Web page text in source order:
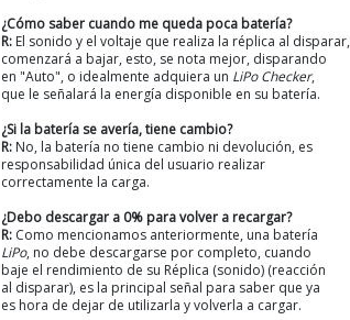
¿Cómo saber cuando me queda poca batería?
R: El sonido y el voltaje que realiza la réplica al disparar,
comenzará a bajar, esto, se nota mejor, disparando
en "Auto", o idealmente adquiera un LiPoChecker,
que le señalará la energía disponible en su batería.
¿Si la batería se avería, tiene cambio?
R: No, la batería no tiene cambio ni devolución, es
responsabilidad única del usuario realizar
correctamente la carga.
¿Debo descargar a 0% para volver a recargar?
R: Como mencionamos anteriormente, una batería
LiPo, no debe descargarse por completo, cuando
baje el rendimiento de su Réplica (sonido) (reacción
al disparar), es la principal señal para saber que ya
es hora de dejar de utilizarla y volverla a cargar.